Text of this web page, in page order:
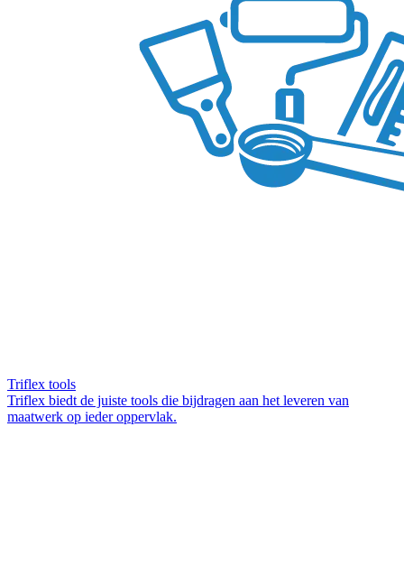
Triflex tools
Triflex biedt de juiste tools die bijdragen aan het leveren van
maatwerk op ieder oppervlak.